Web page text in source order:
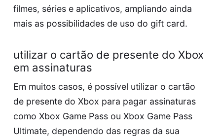
filmes, séries e aplicativos, ampliando ainda
mais as possibilidades de uso do gift card.
utilizar o cartão de presente do Xbox
em assinaturas
Em muitos casos, é possível utilizar o cartão
de presente do Xbox para pagar assinaturas
como Xbox Game Pass ou Xbox Game Pass
Ultimate, dependendo das regras da sua